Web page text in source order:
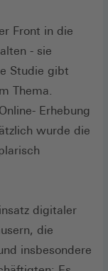
Front in die
- sie
Studie gibt
Thema.
Erhebung
wurde die
digitaler
die
insbesondere